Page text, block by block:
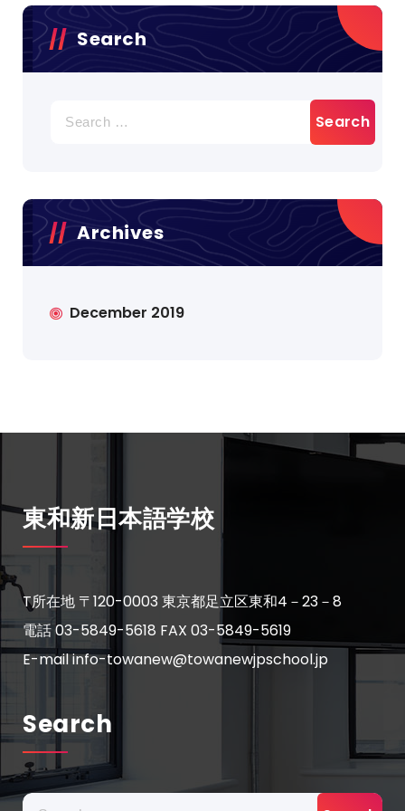
Search
for:
Archives
December 2019
東和新日本語学校
T所在地 〒120-0003 東京都足立区東和4－23－8
電話 03-5849-5618 FAX 03-5849-5619
E-mail info-towanew@towanewjpschool.jp
Search
Search